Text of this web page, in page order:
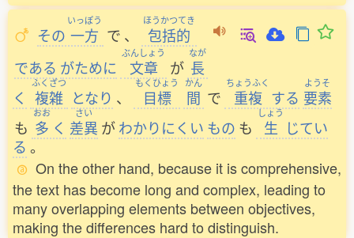
その
いっぽう
一方 で 、
ほうかつてき
包括的
である がために
ぶんしょう
文章 が
なが
長
く
ふくざつ
複雑 となり 、
もくひょう
目標
かん
間 で
ちょうふく
重複 する
ようそ
要素
も
おお
多 く
さい
差異 がわかりにくい もの も
しょう
生 じてい
る 。
On the other hand, because it is comprehensive,
the text has become long and complex, leading to
many overlapping elements between objectives,
making the differences hard to distinguish.